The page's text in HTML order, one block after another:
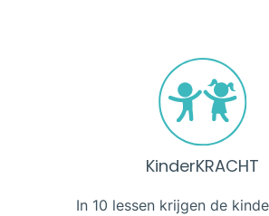
KinderKRACHT
In 10 lessen krijgen de